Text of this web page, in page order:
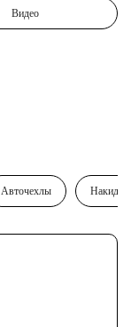
Видео
Авточехлы Накидки